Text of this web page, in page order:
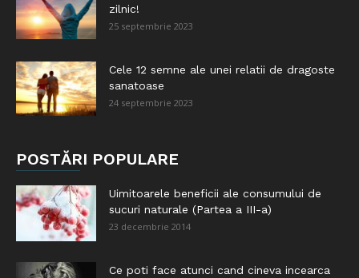
zilnic!
25 septembrie 2023
Cele 12 semne ale unei relatii de dragoste
sanatoase
24 septembrie 2023
POSTĂRI POPULARE
Uimitoarele beneficii ale consumului de
sucuri naturale (Partea a III-a)
23 decembrie 2014
Ce poti face atunci cand cineva incearca